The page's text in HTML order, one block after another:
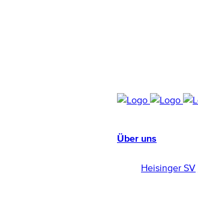
Über uns
Heisinger SV